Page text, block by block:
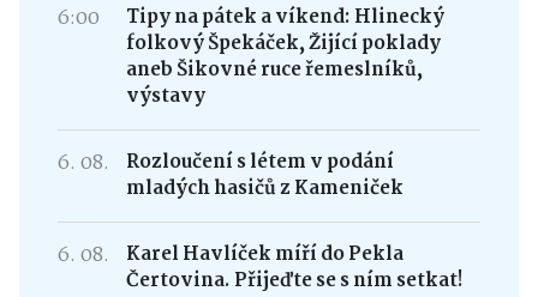
6:00
Tipy na pátek a víkend: Hlinecký
folkový Špekáček, Žijící poklady
aneb Šikovné ruce řemeslníků,
výstavy
6. 08.
Rozloučení s létem v podání
mladých hasičů z Kameniček
6. 08.
Karel Havlíček míří do Pekla
Čertovina. Přijeďte se s ním setkat!